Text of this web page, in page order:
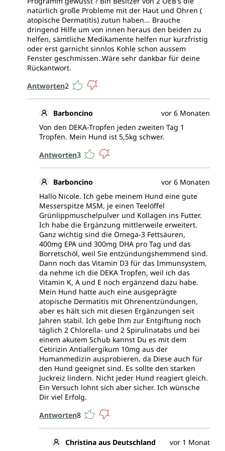
natürlich große Probleme mit der Haut und Ohren (
atopische Dermatitis) zutun haben... Brauche
dringend Hilfe um von innen heraus den beiden zu
helfen, sämtliche Medikamente helfen nur kurzfristig
oder erst garnicht sinnlos Kohle schon aussem
Fenster geschmissen..Wäre sehr dankbar für deine
Rückantwort.
Antworten2
Barboncino
vor 6 Monaten
Von den DEKA-Tropfen jeden zweiten Tag 1
Tropfen. Mein Hund ist 5,5kg schwer.
Antworten3
Barboncino
vor 6 Monaten
Hallo Nicole. Ich gebe meinem Hund eine gute
Messerspitze MSM, je einen Teelöffel
Grünlippmuschelpulver und Kollagen ins Futter.
Ich habe die Ergänzung mittlerweile erweitert.
Ganz wichtig sind die Omega-3 Fettsäuren,
400mg EPA und 300mg DHA pro Tag und das
Borretschöl, weil Sie entzündungshemmend sind.
Dann noch das Vitamin D3 für das Immunsystem,
da nehme ich die DEKA Tropfen, weil ich das
Vitamin K, A und E noch ergänzend dazu habe.
Mein Hund hatte auch eine ausgeprägte
atopische Dermatitis mit Ohrenentzündungen,
aber es hält sich mit diesen Ergänzungen seit
Jahren stabil. Ich gebe Ihm zur Entgiftung noch
täglich 2 Chlorella- und 2 Spirulinatabs und bei
einem akutem Schub kannst Du es mit dem
Cetirizin Antiallergikum 10mg aus der
Humanmedizin ausprobieren, da Diese auch für
den Hund geeignet sind. Es sollte den starken
Juckreiz lindern. Nicht jeder Hund reagiert gleich.
Ein Versuch lohnt sich aber sicher. Ich wünsche
Dir viel Erfolg.
Antworten8
Christina aus Deutschland vor 1 Monat